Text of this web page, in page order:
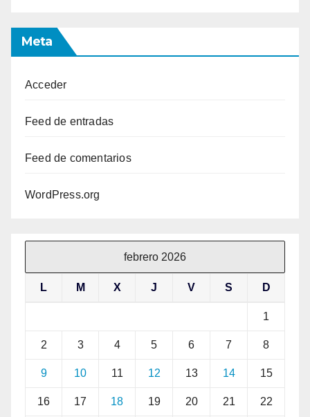
Meta
Acceder
Feed de entradas
Feed de comentarios
WordPress.org
febrero 2026
L M X J V S D
1
2 3 4 5 6 7 8
9 10 11 12 13 14 15
16 17 18 19 20 21 22